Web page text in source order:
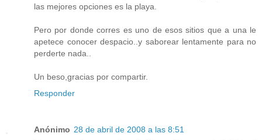
las mejores opciones es la playa.
Pero por donde corres es uno de esos sitios que a una le
apetece conocer despacio..y saborear lentamente para no
perderte nada..
Un beso,gracias por compartir.
Responder
Anónimo 28 de abril de 2008 a las 8:51